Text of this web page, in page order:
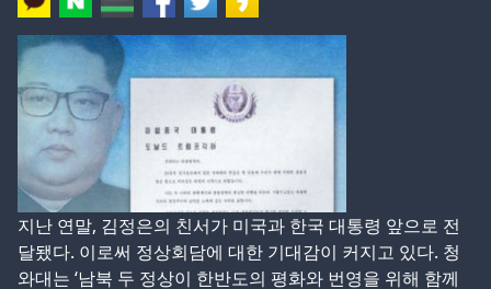
지난 연말, 김정은의 친서가 미국과 한국 대통령 앞으로 전
달됐다. 이로써 정상회담에 대한 기대감이 커지고 있다. 청
와대는 ‘남북 두 정상이 한반도의 평화와 번영을 위해 함께